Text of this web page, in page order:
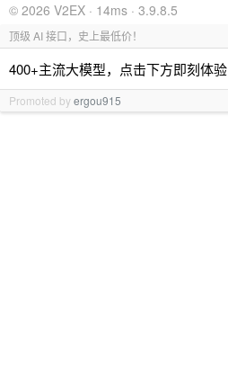
© 2026 V2EX · 14ms · 3.9.8.5
顶级 AI 接口，史上最低价！
400+主流大模型，点击下方即刻体验
Promoted byergou915